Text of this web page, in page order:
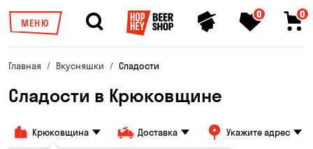
МЕНЮ
0 0
Главная Вкусняшки Сладости
Сладости в Крюковщине
Крюковщина Доставка Укажите адрес